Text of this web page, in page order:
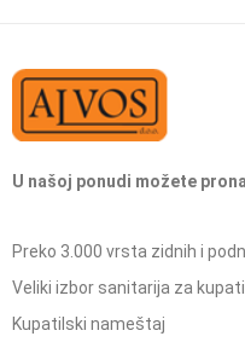
U našoj ponudi možete
Preko 3.000 vrsta zidnih i
Veliki izbor sanitarija za
Kupatilski nameštaj